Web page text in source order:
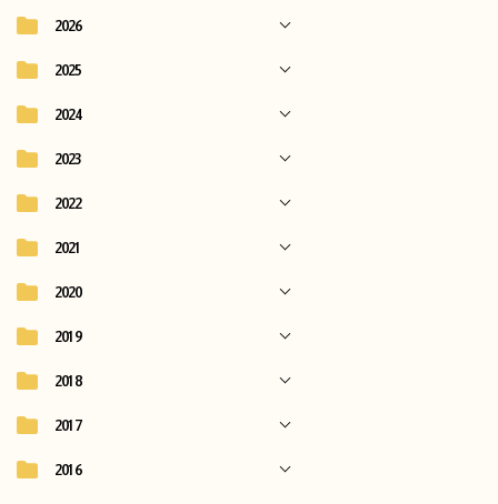
2026
2025
2024
2023
2022
2021
2020
2019
2018
2017
2016